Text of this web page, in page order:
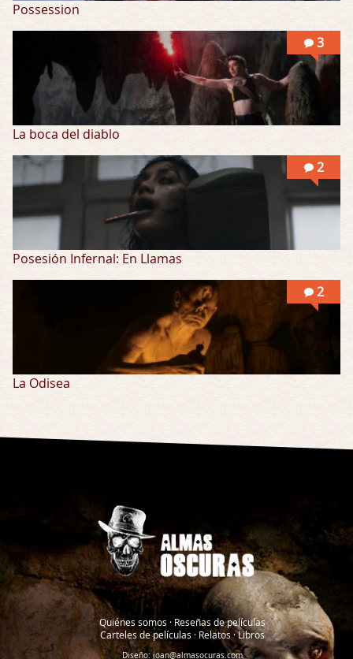
Possession
3
La boca del diablo
2
Posesión Infernal: En Llamas
2
La Odisea
Quiénes somos · Reseñas de películas
Carteles de películas · Relatos·Libros
Diseño:joan@almasocuras.com